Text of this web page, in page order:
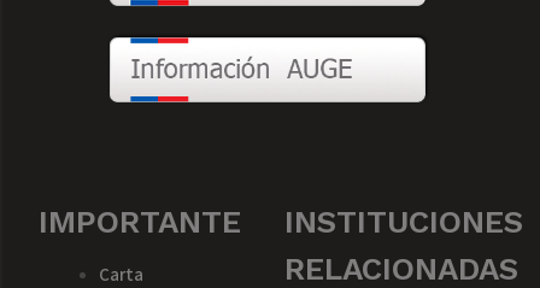
IMPORTANTE
Carta
INSTITUCIONES
RELACIONADAS